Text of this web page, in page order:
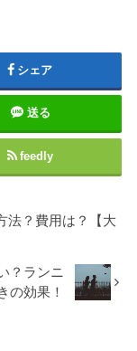
シェア
送る
feedly
法？費用は？【大
？ランニ
の効果！